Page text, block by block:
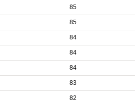
85
85
84
84
84
83
82